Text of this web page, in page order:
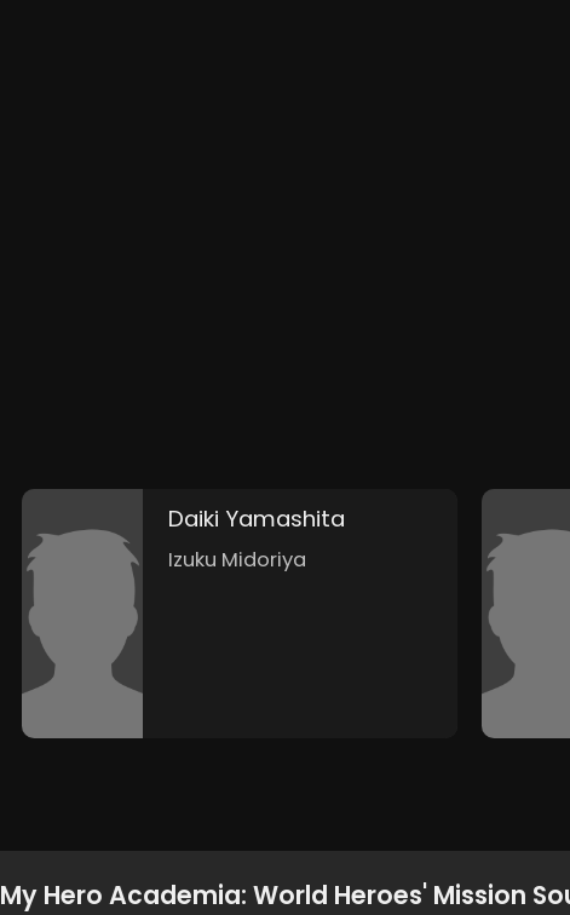
Daiki Yamashita
Izuku Midoriya
My Hero Academia: World Heroes' Mission